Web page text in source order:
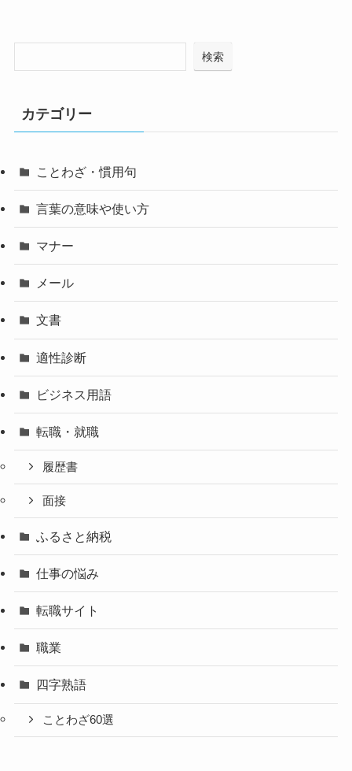
検索
カテゴリー
ことわざ・慣用句
言葉の意味や使い方
マナー
メール
文書
適性診断
ビジネス用語
転職・就職
履歴書
面接
ふるさと納税
仕事の悩み
転職サイト
職業
四字熟語
ことわざ60選